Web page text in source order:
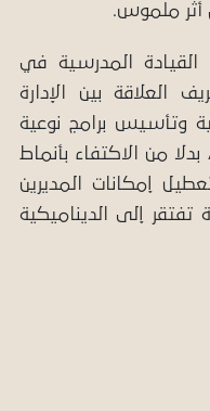
أثر ملموس.
المدرسية في
العلاقة بين الإدارة
وتأسيس برامج نوعية
بدلا من الاكتفاء بأنماط
تعطيل إمكانات المديرين
تفتقر إلى الديناميكية